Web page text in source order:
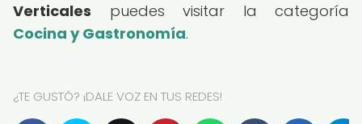
Verticales puedes visitar la categoría
Cocina y Gastronomía.
¿TE GUSTÓ? ¡DALE VOZ EN TUS REDES!